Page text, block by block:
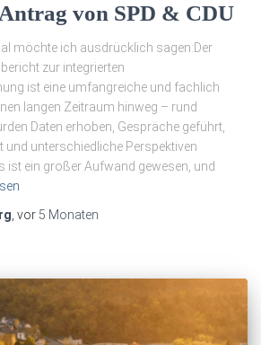
von SPD & CDU
möchte ich ausdrücklich sagen:Der
zur integrierten
ist eine umfangreiche und fachlich
langen Zeitraum hinweg – rund
Daten erhoben, Gespräche geführt,
unterschiedliche Perspektiven
ist ein großer Aufwand gewesen, und
, vor 5 Monaten